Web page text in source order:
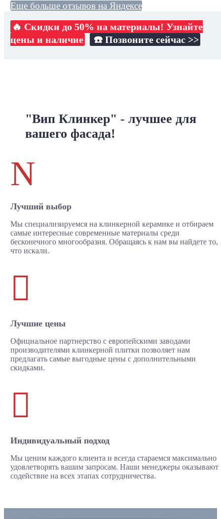
Еще больше отзывов на Яндексе
🔥 Скидки до 50% на материалы! Узнайте
цены и наличие
☎️ Позвоните сейчас >>
"Вип Клинкер" - лучшее для
вашего фасада!
N
Лучший выбор
Мы специализируемся на клинкерной керамике и отбираем
самые интересные современные материалы среди
бесконечного многообразия. Обращаясь к нам вы найдете то,
что искали.

Лучшие цены
Официальное партнерство с европейскими заводами
производителями клинкерной плитки позволяет нам
предлагать самые выгодные цены с дополнительными
скидками.

Индивидуальный подход
Мы ценим каждого клиента и всегда стараемся максимально
удовлетворять вашим запросам. Наши менеджеры оказывают
содействие на всех этапах сотрудничества.